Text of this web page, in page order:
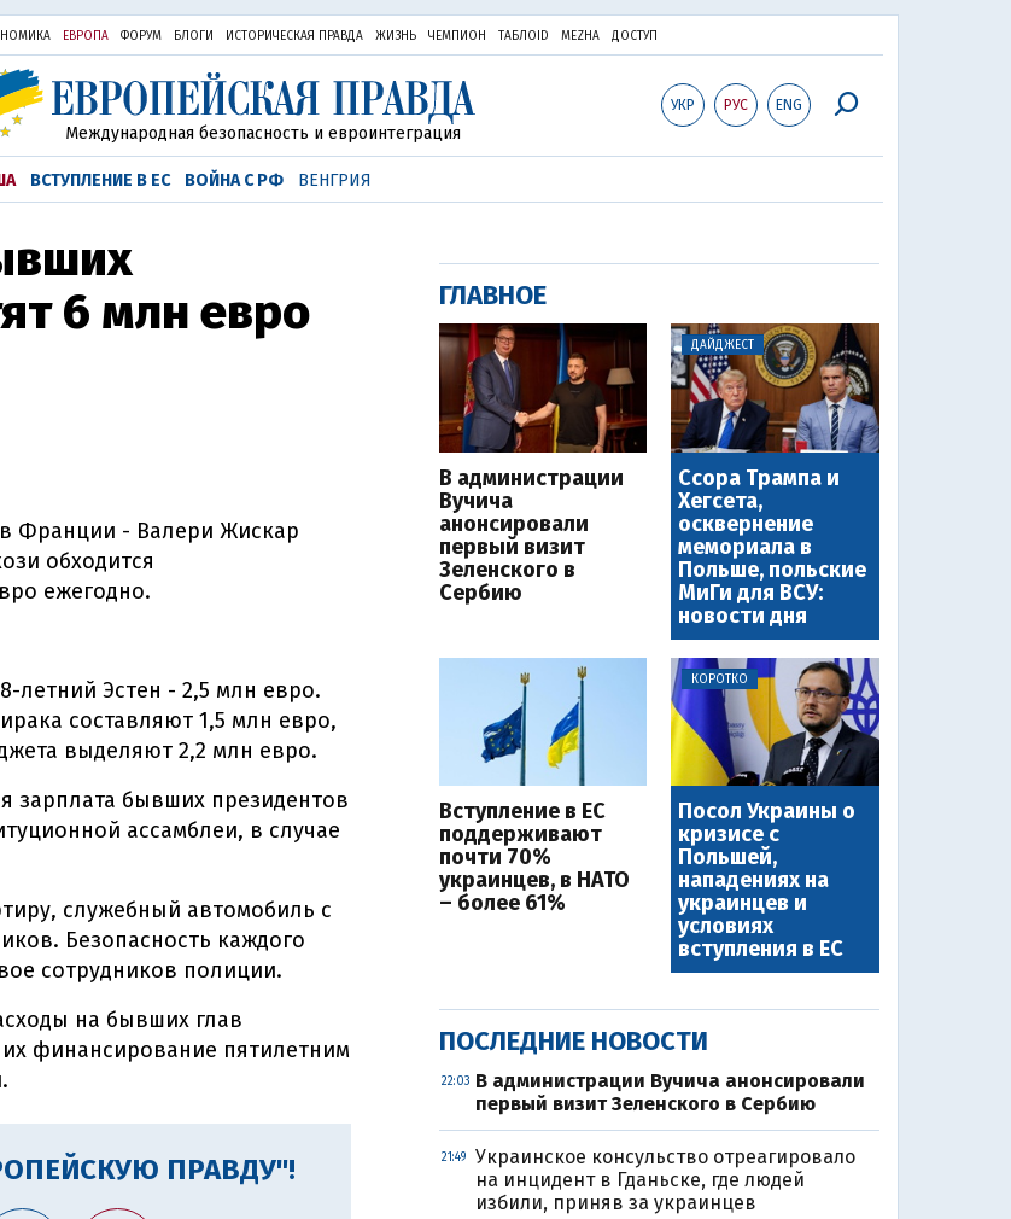
ЕВРОПА ФОРУМ БЛОГИ ИСТОРИЧЕСКАЯ ПРАВДА ЖИЗНЬ ЧЕМПИОН ТАБЛОID MEZHA ДОСТУП
УКР РУС ENG
Международная безопасность и евроинтеграция
ВСТУПЛЕНИЕ В ЕС ВОЙНА С РФ ВЕНГРИЯ
6 млн евро
Франции - Валери Жискар
обходится
ежегодно.
летний Эстен - 2,5 млн евро.
составляют 1,5 млн евро,
выделяют 2,2 млн евро.
зарплата бывших президентов
ассамблеи, в случае
служебный автомобиль с
Безопасность каждого
сотрудников полиции.
на бывших глав
их финансирование пятилетним
ПРАВДУ"!
ГЛАВНОЕ
В администрации
Вучича
анонсировали
первый визит
Зеленского в
Сербию
ДАЙДЖЕСТ
Ссора Трампа и
Хегсета,
осквернение
мемориала в
Польше, польские
МиГи для ВСУ:
новости дня
Вступление в ЕС
поддерживают
почти 70%
украинцев, в НАТО
– более 61%
КОРОТКО
Посол Украины о
кризисе с
Польшей,
нападениях на
украинцев и
условиях
вступления в ЕС
ПОСЛЕДНИЕ НОВОСТИ
22:03 В администрации Вучича анонсировали
первый визит Зеленского в Сербию
21:49
Украинское консульство отреагировало
на инцидент в Гданьске, где людей
избили, приняв за украинцев